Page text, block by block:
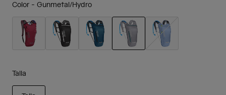
Color - Gunmetal/Hydro
Talla